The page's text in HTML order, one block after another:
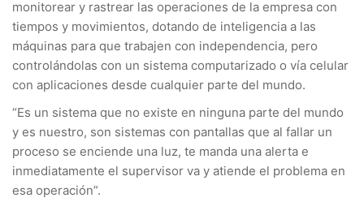
monitorear y rastrear las operaciones de la empresa con
tiempos y movimientos, dotando de inteligencia a las
máquinas para que trabajen con independencia, pero
controlándolas con un sistema computarizado o vía celular
con aplicaciones desde cualquier parte del mundo.
“Es un sistema que no existe en ninguna parte del mundo
y es nuestro, son sistemas con pantallas que al fallar un
proceso se enciende una luz, te manda una alerta e
inmediatamente el supervisor va y atiende el problema en
esa operación”.